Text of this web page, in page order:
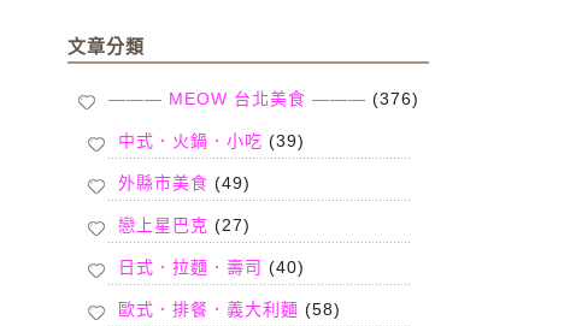
文章分類
——— MEOW 台北美食 ——— (376)
中式．火鍋．小吃 (39)
外縣市美食 (49)
戀上星巴克 (27)
日式．拉麵．壽司 (40)
歐式．排餐．義大利麵 (58)